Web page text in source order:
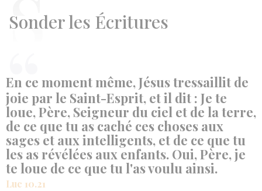
Sonder les Écritures
En ce moment même, Jésus tressaillit de
joie par le Saint-Esprit, et il dit : Je te
loue, Père, Seigneur du ciel et de la terre,
de ce que tu as caché ces choses aux
sages et aux intelligents, et de ce que tu
les as révélées aux enfants. Oui, Père, je
te loue de ce que tu l'as voulu ainsi.
Luc 10.21